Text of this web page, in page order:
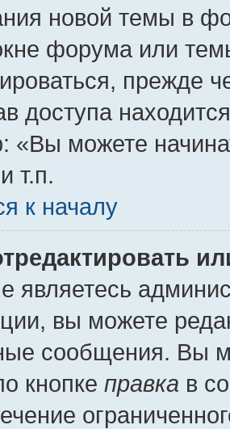
новой темы в
форума или
прежде
доступа
«Вы можете
т.п.
к началу
являетесь
вы можете
сообщения. Вы
кнопке правка в